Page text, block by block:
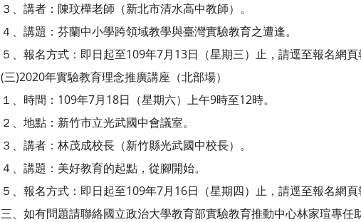
３、講者：陳玟樺老師（新北市清水高中教師）。
４、講題：芬蘭中小學跨領域教學與臺灣實驗教育之遭逢。
５、報名方式：即日起至109年7月13日（星期三）止，請逕至報名網
(三)2020年實驗教育理念推廣講座（北部場）
１、時間：109年7月18日（星期六）上午9時至12時。
２、地點：新竹市立光武國中會議室。
３、講者：林茂成校長（新竹縣光武國中校長）。
４、講題：美好教育的起點，從腳開始。
５、報名方式：即日起至109年7月16日（星期四）止，請逕至報名網頁
三、如有問題請聯絡國立政治大學教育部實驗教育推動中心林家瑄專任